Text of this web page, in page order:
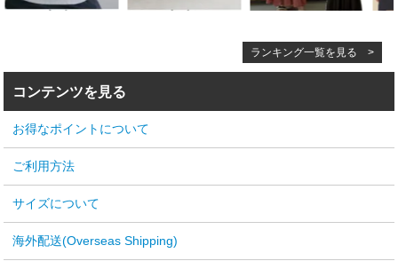
ランキング一覧を見る >
コンテンツを見る
お得なポイントについて
ご利用方法
サイズについて
海外配送(Overseas Shipping)